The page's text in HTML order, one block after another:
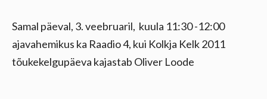
Samal päeval, 3. veebruaril, kuula 11:30 -12:00
ajavahemikus ka Raadio 4, kui Kolkja Kelk 2011
tõukekelgupäeva kajastab Oliver Loode